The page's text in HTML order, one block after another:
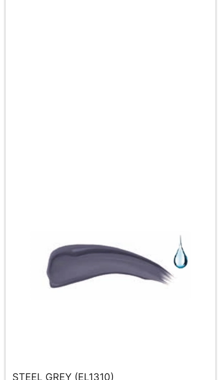
STEEL GREY (EL1310)